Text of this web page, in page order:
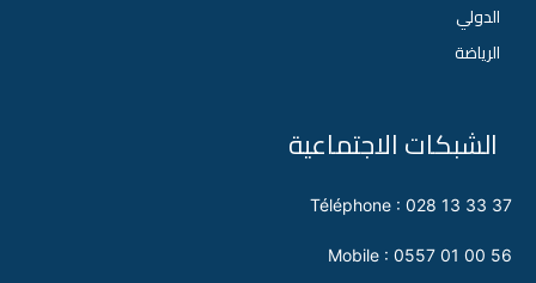
الشبكات الاجتماعية
Téléphone : 028 13 33 37
Mobile : 0557 01 00 56
الدولي
الرياضة